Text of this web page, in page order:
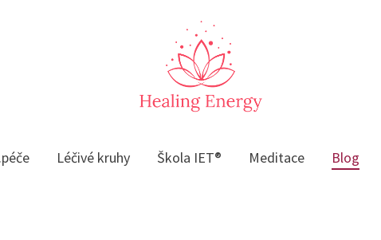
Léčivé kruhy Škola IET® Meditace Blog